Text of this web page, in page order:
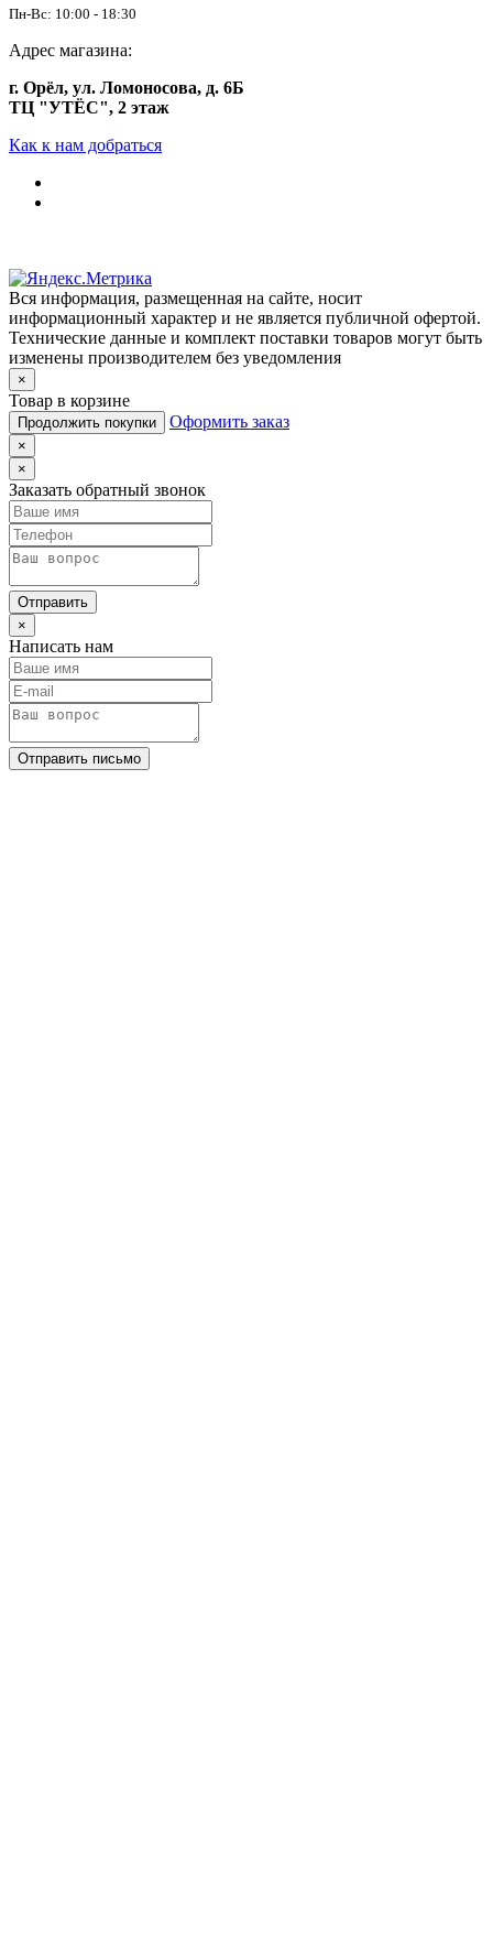
Пн-Вс: 10:00 - 18:30
Адрес магазина:
г. Орёл, ул. Ломоносова, д. 6Б
ТЦ "УТЁС", 2 этаж
Как к нам добраться
Вся информация, размещенная на сайте, носит
информационный характер и не является публичной офертой.
Технические данные и комплект поставки товаров могут быть
изменены производителем без уведомления
×
Товар в корзине
Продолжить покупки Оформить заказ
×
×
Заказать обратный звонок
Отправить
×
Написать нам
Отправить письмо